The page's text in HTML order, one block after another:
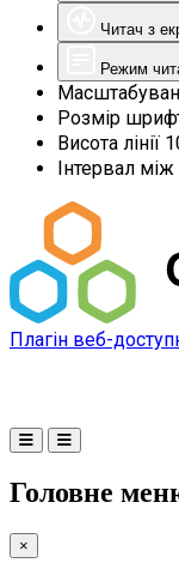
Читач з
Режим
Розмір
Висота лінії
Інтервал між
Плагін веб-
Головне
×